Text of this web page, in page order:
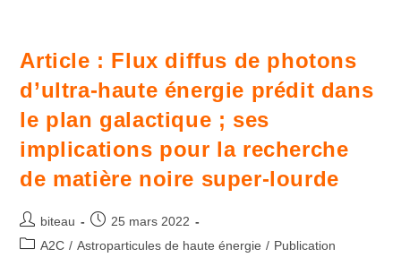
Article : Flux diffus de photons
d’ultra-haute énergie prédit dans
le plan galactique ; ses
implications pour la recherche
de matière noire super-lourde
biteau
25 mars 2022
A2C / Astroparticules de haute énergie / Publication